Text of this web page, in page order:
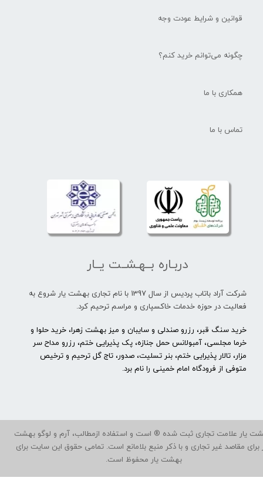
قوانین و شرایط عودت وجه
چگونه می‌توانم خرید کنم؟
همکاری با ما
تماس با ما
یار علامت تجاری ثبت شده ® است و استفاده ازمطالب، آرم و لوگو بهشت
برای مقاصد غیر تجاری و با ذکر منبع بلامانع است. تمامی حقوق این سایت برای
بهشت یار محفوظ است.
دربـاره بــهـشــت یــار
شرکت آراد باتاب پردیس از سال 1397 با نام تجاری بهشت یار شروع به
فعالیت در حوزه خدمات خاکسپاری و مراسم ترحیم کرد.
خرید سنگ قبر، رزرو صندلی و سایبان و میز بهشت زهرا، خرید حلوا و
خرما مجلسی، آمبولانس حمل جنازه، پک پذیرایی ختم، رزرو مداح سر
مزار، تالار پذیرایی ختم، بنر تسلیت، صدور، تاج گل ترحیم و ترخیص
متوفی از فرودگاه امام خمینی را نام برد.